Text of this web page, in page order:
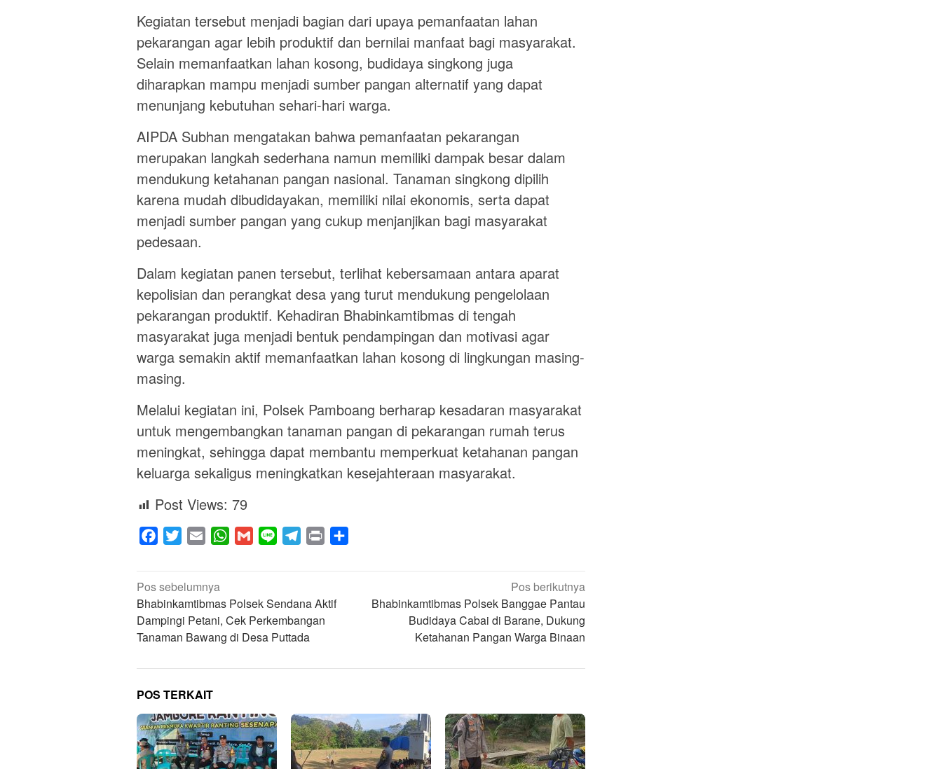
Kegiatan tersebut menjadi bagian dari upaya pemanfaatan lahan
pekarangan agar lebih produktif dan bernilai manfaat bagi masyarakat.
Selain memanfaatkan lahan kosong, budidaya singkong juga
diharapkan mampu menjadi sumber pangan alternatif yang dapat
menunjang kebutuhan sehari-hari warga.
AIPDA Subhan mengatakan bahwa pemanfaatan pekarangan
merupakan langkah sederhana namun memiliki dampak besar dalam
mendukung ketahanan pangan nasional. Tanaman singkong dipilih
karena mudah dibudidayakan, memiliki nilai ekonomis, serta dapat
menjadi sumber pangan yang cukup menjanjikan bagi masyarakat
pedesaan.
Dalam kegiatan panen tersebut, terlihat kebersamaan antara aparat
kepolisian dan perangkat desa yang turut mendukung pengelolaan
pekarangan produktif. Kehadiran Bhabinkamtibmas di tengah
masyarakat juga menjadi bentuk pendampingan dan motivasi agar
warga semakin aktif memanfaatkan lahan kosong di lingkungan masing-
masing.
Melalui kegiatan ini, Polsek Pamboang berharap kesadaran masyarakat
untuk mengembangkan tanaman pangan di pekarangan rumah terus
meningkat, sehingga dapat membantu memperkuat ketahanan pangan
keluarga sekaligus meningkatkan kesejahteraan masyarakat.
Post Views: 79
Facebook
Twitter Email WhatsApp
Gmail Line Telegram
Print
Navigasi
pos
Pos sebelumnya
Bhabinkamtibmas Polsek Sendana Aktif
Dampingi Petani, Cek Perkembangan
Tanaman Bawang di Desa Puttada
Pos berikutnya
Bhabinkamtibmas Polsek Banggae Pantau
Budidaya Cabai di Barane, Dukung
Ketahanan Pangan Warga Binaan
POS TERKAIT